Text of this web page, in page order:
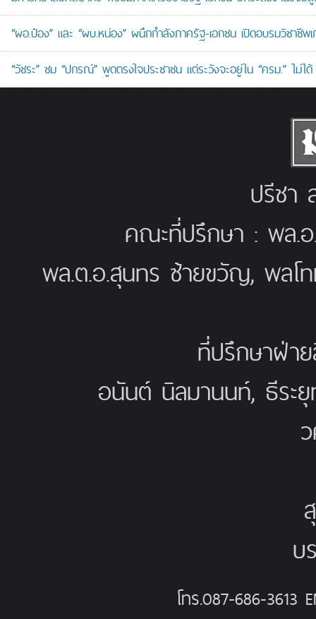
“ผอ.ป๋อง” และ “ผบ.หน่อง” ผนึกกำลังภาครัฐ-เอกชน เปิดอบรมวิชาชี
“วัชระ” ชม “ปกรณ์” พูดตรงใจประชาชน แต่ระวังจะอยู่ใน “ครม.” ไม่ได้
ปรีชา
คณะที่ปรึกษา : พล.
พล.ต.อ.สุนทร ซ้ายขวัญ, พล
ที่ปรึกษาฝ่า
อนันต์ นิลมานนท์, ธีร
บ
โทร.087-686-3613